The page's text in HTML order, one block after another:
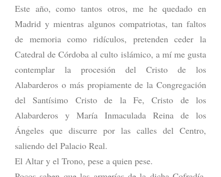
Este año, como tantos otros, me he quedado en
Madrid y mientras algunos compatriotas, tan faltos
de memoria como ridículos, pretenden ceder la
Catedral de Córdoba al culto islámico, a mí me gusta
contemplar la procesión del Cristo de los
Alabarderos o más propiamente de la Congregación
del Santísimo Cristo de la Fe, Cristo de los
Alabarderos y María Inmaculada Reina de los
Ángeles que discurre por las calles del Centro,
saliendo del Palacio Real.
El Altar y el Trono, pese a quien pese.